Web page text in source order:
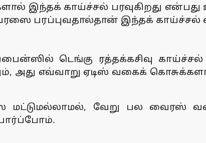
இந்தக் காய்ச்சல் பரவுகிறது என்பது
பரப்புவதால்தான் இந்தக் காய்ச்சல்
டெங்கு ரத்தக்கசிவு
எவ்வாறு ஏடிஸ் வகைக்
வேறு பல வைரஸ்